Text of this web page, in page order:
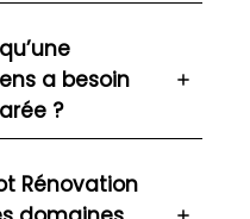
a besoin
?
Rénovation